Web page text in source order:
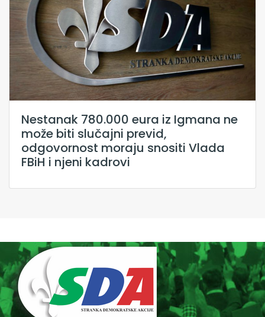
Nestanak 780.000 eura iz Igmana ne
može biti slučajni previd,
odgovornost moraju snositi Vlada
FBiH i njeni kadrovi